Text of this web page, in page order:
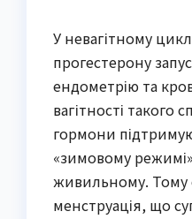
У невагітному
прогестерону
ендометрію та
вагітності такого
гормони
«зимовому
живильному. Тому
менструація, що